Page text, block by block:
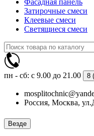
Затирочные смеси
Клеевые смеси
Светящиеся смеси
пн - сб: с 9.00 до 21.00 8
Россия, Москва,
Везде